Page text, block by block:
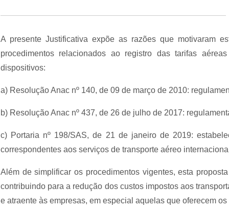
A presente Justificativa expõe as razões que motivaram
procedimentos relacionados ao registro das tarifas
dispositivos:
a) Resolução Anac nº 140, de 09 de março de 2010:
b) Resolução Anac nº 437, de 26 de julho de 2017:
c) Portaria nº 198/SAS, de 21 de janeiro de 2019:
correspondentes aos serviços de transporte aéreo
Além de simplificar os procedimentos vigentes, esta
contribuindo para a redução dos custos impostos aos
e atraente às empresas, em especial aquelas que oferecem